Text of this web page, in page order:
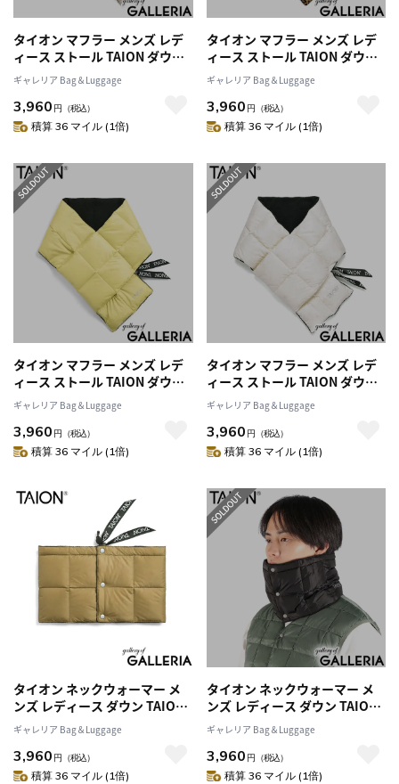
タイオン マフラー メンズ レデ
ィース ストール TAION ダウン
ブランド ブラウン 薄手 プレゼ
ント 冬 秋 秋冬 暖かい 無地 フリ
ース パッカブル 持ち運び 洗濯
可 洗える BASIC LINE ベーシッ
ギャレリア Bag＆Luggage
3,960 円 （税込）
積算 36 マイル (1倍)
タイオン マフラー メンズ レデ
ィース ストール TAION ダウン
ブランド ブラウン 薄手 プレゼ
ント 冬 秋 秋冬 暖かい 無地 フリ
ース パッカブル 持ち運び 洗濯
可 洗える BASIC LINE ベーシッ
ギャレリア Bag＆Luggage
3,960 円 （税込）
積算 36 マイル (1倍)
タイオン マフラー メンズ レデ
ィース ストール TAION ダウン
ブランド ブラウン 薄手 プレゼ
ント 冬 秋 秋冬 暖かい 無地 フリ
ース パッカブル 持ち運び 洗濯
可 洗える BASIC LINE ベーシッ
ギャレリア Bag＆Luggage
3,960 円 （税込）
積算 36 マイル (1倍)
タイオン マフラー メンズ レデ
ィース ストール TAION ダウン
ブランド ブラウン 薄手 プレゼ
ント 冬 秋 秋冬 暖かい 無地 フリ
ース パッカブル 持ち運び 洗濯
可 洗える BASIC LINE ベーシッ
ギャレリア Bag＆Luggage
3,960 円 （税込）
積算 36 マイル (1倍)
タイオン ネックウォーマー メ
ンズ レディース ダウン TAION
スポーツ ブランド 冬 秋 薄手 軽
量 防寒 洗える マフラー カジュ
アル おしゃれ シンプル BASIC
LINE ベーシック ダウンネック
ギャレリア Bag＆Luggage
3,960 円 （税込）
積算 36 マイル (1倍)
タイオン ネックウォーマー メ
ンズ レディース ダウン TAION
スポーツ ブランド 冬 秋 薄手 軽
量 防寒 洗える マフラー カジュ
アル おしゃれ シンプル BASIC
LINE ベーシック ダウンネック
ギャレリア Bag＆Luggage
3,960 円 （税込）
積算 36 マイル (1倍)